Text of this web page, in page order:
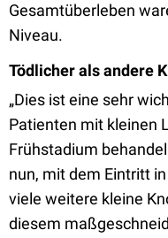
Gesamtüberleben
Niveau.
Tödlicher als andere
„Dies ist eine sehr
Patienten mit kleinen
Frühstadium
nun, mit dem Eintritt
viele weitere kleine
diesem